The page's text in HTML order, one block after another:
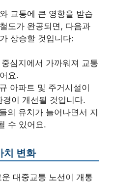
교통에 큰 영향을 받습
도가 완공되면, 다음과
상승할 것입니다:
심지에서 가까워져 교통
요.
아파트 및 주거시설이
이 개선될 것입니다.
의 유치가 늘어나면서 지
수 있어요.
치 변화
대중교통 노선이 개통